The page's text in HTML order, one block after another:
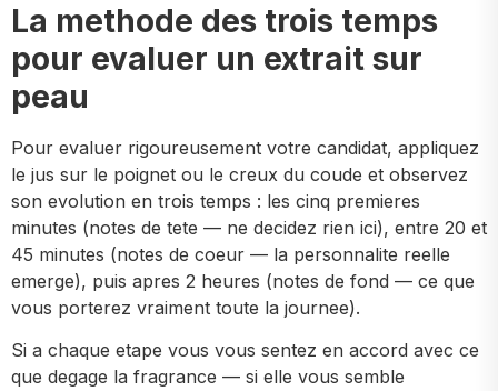
La methode des trois temps
pour evaluer un extrait sur
peau
Pour evaluer rigoureusement votre candidat, appliquez
le jus sur le poignet ou le creux du coude et observez
son evolution en trois temps : les cinq premieres
minutes (notes de tete — ne decidez rien ici), entre 20 et
45 minutes (notes de coeur — la personnalite reelle
emerge), puis apres 2 heures (notes de fond — ce que
vous porterez vraiment toute la journee).
Si a chaque etape vous vous sentez en accord avec ce
que degage la fragrance — si elle vous semble